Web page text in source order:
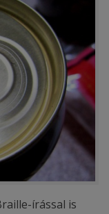
írással is